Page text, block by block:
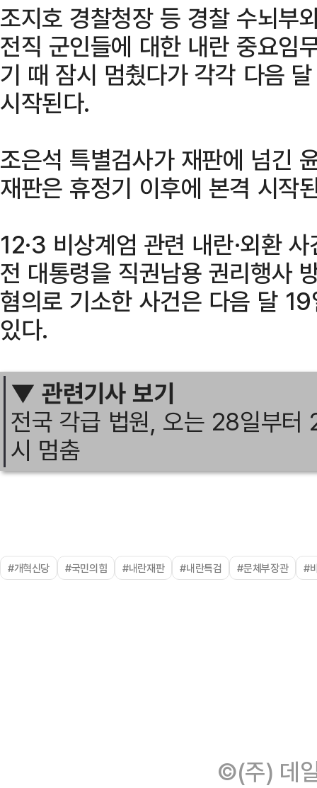
조지호 경찰청장 등 경찰 수뇌부
전직 군인들에 대한 내란 중요임
기 때 잠시 멈췄다가 각각 다음
시작된다.
조은석 특별검사가 재판에 넘긴
재판은 휴정기 이후에 본격 시작
12·3 비상계엄 관련 내란·외환
전 대통령을 직권남용 권리행사
혐의로 기소한 사건은 다음 달
있다.
▼ 관련기사 보기
전국 각급 법원, 오는 28일부
시 멈춤
#개혁신당 #국민의힘 #내란재판 #내란특검 #문체부장관 #
©(주) 데